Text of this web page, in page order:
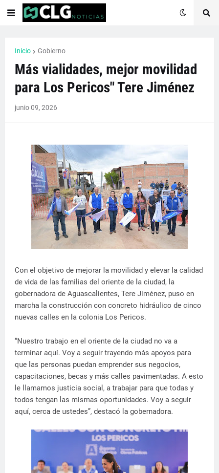
Inicio Gobierno
Más vialidades, mejor movilidad
para Los Pericos" Tere Jiménez
junio 09, 2026
Con el objetivo de mejorar la movilidad y elevar la calidad
de vida de las familias del oriente de la ciudad, la
gobernadora de Aguascalientes, Tere Jiménez, puso en
marcha la construcción con concreto hidráulico de cinco
nuevas calles en la colonia Los Pericos.
“Nuestro trabajo en el oriente de la ciudad no va a
terminar aquí. Voy a seguir trayendo más apoyos para
que las personas puedan emprender sus negocios,
capacitaciones, becas y más calles pavimentadas. A esto
le llamamos justicia social, a trabajar para que todas y
todos tengan las mismas oportunidades. Voy a seguir
aquí, cerca de ustedes”, destacó la gobernadora.